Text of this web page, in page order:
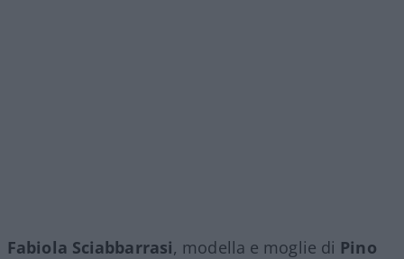
Fabiola Sciabbarrasi, modella e moglie di Pino